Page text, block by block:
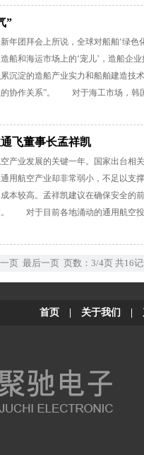
”
团拜会上所说，全球对船舶‘绿色
船和海运市场上的‘宠儿’，造船企
沉淀的造船产业实力和船舶建造技
协作关系”。 对于海工市场，韩
飞董事长孟祥凯
产业发展的关键一年。国家出台
用航空产业却非常弱小，不足以
本较高。孟祥凯建议在确保安全
对于目前各地涌动的通用航空投
页 最后一页 页数：3/4页 共16
首页 关于我们